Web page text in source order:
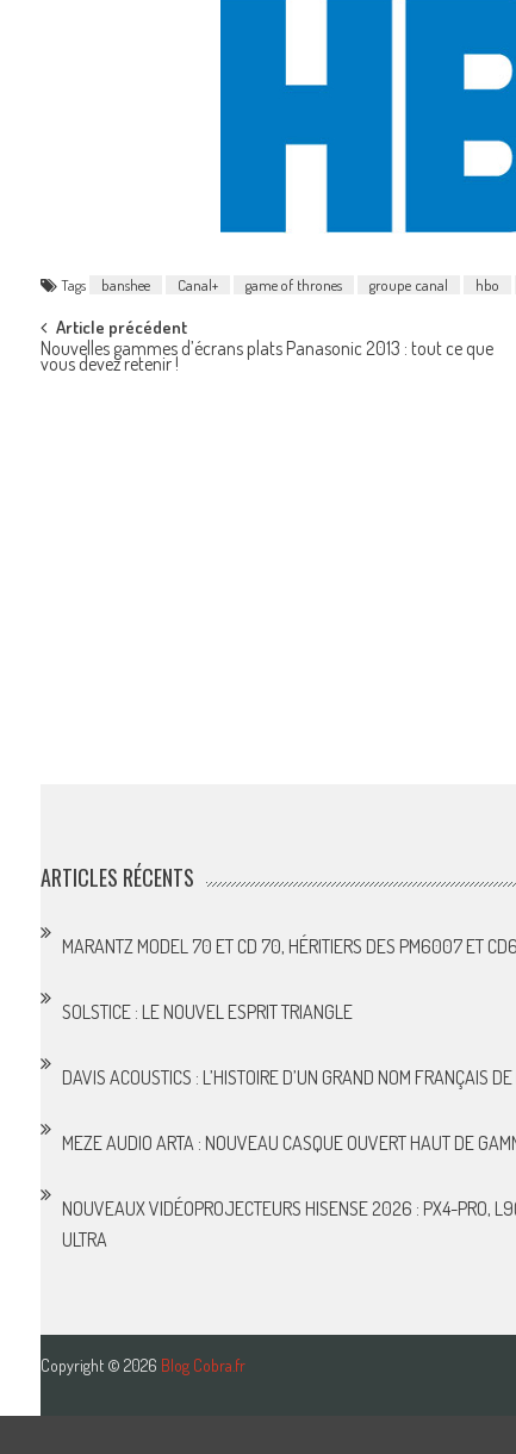
Tags banshee Canal+ game of thrones groupe canal hbo
Post
navigation
Article précédent
Nouvelles gammes d’écrans plats Panasonic 2013 : tout ce que
vous devez retenir !
ARTICLES RÉCENTS
MARANTZ MODEL 70 ET CD 70, HÉRITIERS DES PM6007 ET
SOLSTICE : LE NOUVEL ESPRIT TRIANGLE
DAVIS ACOUSTICS : L’HISTOIRE D’UN GRAND NOM FRANÇAIS
MEZE AUDIO ARTA : NOUVEAU CASQUE OUVERT HAUT DE
NOUVEAUX VIDÉOPROJECTEURS HISENSE 2026 : PX4-PRO,
ULTRA
Copyright © 2026 Blog Cobra.fr